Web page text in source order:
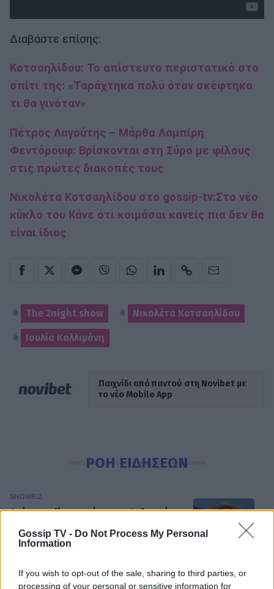
Gossip TV - Do Not Process My Personal
Information
If you wish to opt-out of the sale, sharing to third parties, or
processing of your personal or sensitive information for
Διαβάστε επίσης:
Κοτσαηλίδου: Το απίστευτο περιστατικό στο
σπίτι της: «Ταράχτηκα πολύ όταν σκέφτηκα
τι θα γινόταν»
Πέτρος Λαγούτης – Μάρθα Λαμπίρη
Φεντόρουφ: Βρίσκονται στη Σύρο με φίλους
στις πρώτες διακοπές τους
Νικολέτα Κοτσαηλίδου στο gossip-tv:Στο νέο
κύκλο του Κάνε ότι κοιμάσαι κανείς πια δεν θα
είναι ίδιος
The 2night show Νικολέτα Κοτσαηλίδου
Ιουλία Καλλιμάνη
Παιχνίδι από παντού στη Novibet με
το νέο Mobile App
ΡΟΗ ΕΙΔΗΣΕΩΝ
SHOWBIZ
Ακύρωσε live εμφάνιση η Ανδρομάχη
συγγνώμη από τους θαυμαστές της